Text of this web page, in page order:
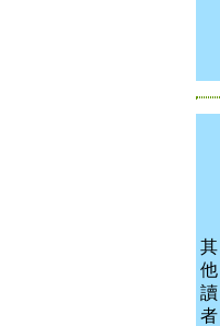
其
他
讀
者